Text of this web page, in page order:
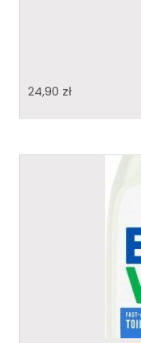
24,90 zł